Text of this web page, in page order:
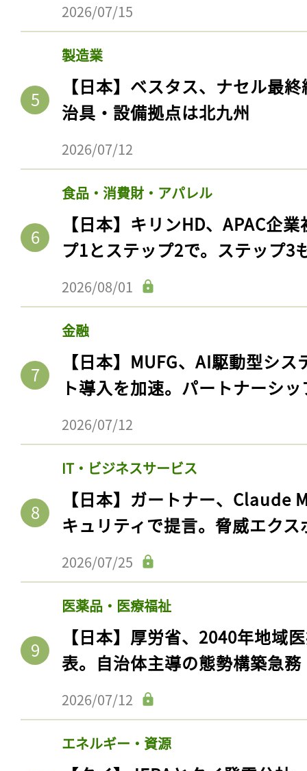
2026/07/15
製造業
【日本】ベスタス、ナセル最
治具・設備拠点は北九州
2026/07/12
食品・消費財・アパレル
【日本】キリンHD、APAC企
プ1とステップ2で。ステップ3
2026/08/01
金融
【日本】MUFG、AI駆動型シ
ト導入を加速。パートナーシ
2026/07/12
IT・ビジネスサービス
【日本】ガートナー、Claude
キュリティで提言。脅威エク
2026/07/25
医薬品・医療福祉
【日本】厚労省、2040年地域
表。自治体主導の態勢構築急務
2026/07/12
エネルギー・資源
記事をお気に入りに
ログイン
会員登録